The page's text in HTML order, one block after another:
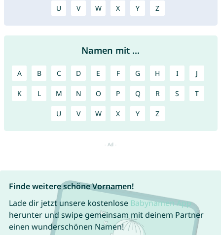
U V W X Y Z
Namen mit ...
A B C D E F G H I J
K L M N O P Q R S T
U V W X Y Z
Finde weitere schöne Vornamen!
Lade dir jetzt unsere kostenlose Babynamen App
herunter und swipe gemeinsam mit deinem Partner
einen wunderschönen Namen!